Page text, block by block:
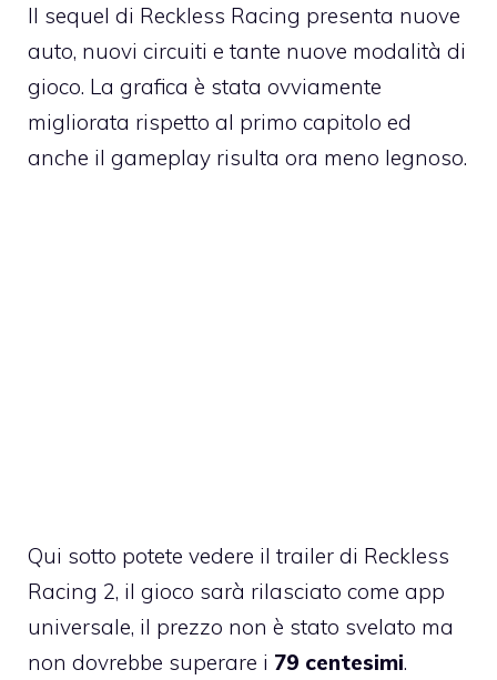
Il sequel di Reckless Racing presenta nuove
auto, nuovi circuiti e tante nuove modalità di
gioco. La grafica è stata ovviamente
migliorata rispetto al primo capitolo ed
anche il gameplay risulta ora meno legnoso.
Qui sotto potete vedere il trailer di Reckless
Racing 2, il gioco sarà rilasciato come app
universale, il prezzo non è stato svelato ma
non dovrebbe superare i 79 centesimi.